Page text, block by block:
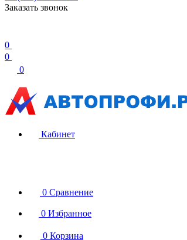
Заказать звонок
0
0
0
Кабинет
0 Сравнение
0 Избранное
0 Корзина